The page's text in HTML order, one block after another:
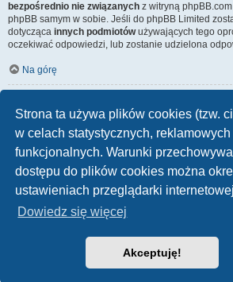
Strona ta używa plików cookies (tzw.
w celach statystycznych, reklamowych
funkcjonalnych. Warunki
dostępu do plików cookies można
ustawieniach przeglądarki
Dowiedz się więcej
Akceptuję!
bezpośrednio nie związanych z witryną
phpBB samym w sobie. Jeśli do phpBB Limited
dotycząca innych podmiotówużywających tego
oczekiwać odpowiedzi, lub zostanie udzielona
Na górę
Wszyscy użytkownicy witryny mogą używać – jeśli
przez administratora witryny – formularza „Kontakt
mogą także używać odnośnika „Zespół
Na górę
Technologię dostarczaphpBB® Forum
Polski pakiet językowy dostarcza